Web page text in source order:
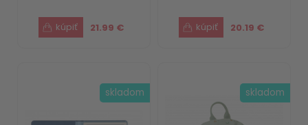
21.99 € 20.19 €
skladom skladom